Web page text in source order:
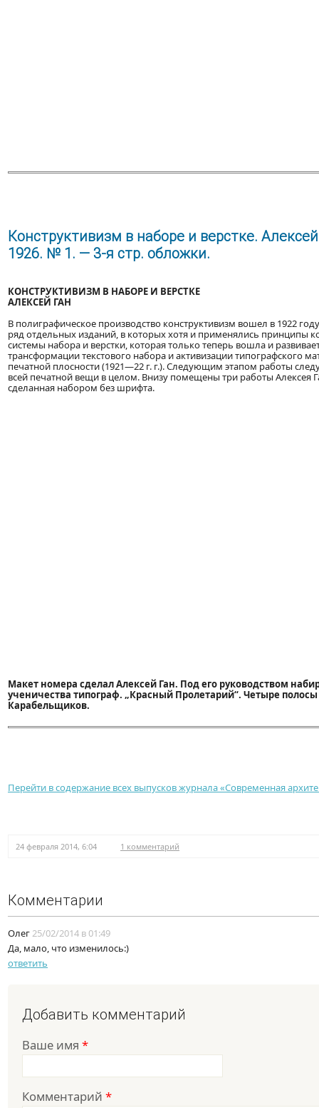
Конструктивизм в наборе и верстке.
1926. № 1. — 3-я стр. обложки.
КОНСТРУКТИВИЗМ В НАБОРЕ И ВЕРСТКЕ
АЛЕКСЕЙ ГАН
В полиграфическое производство конструктивизм вошел в 1922
ряд отдельных изданий, в которых хотя и применялись принципы
системы набора и верстки, которая только теперь вошла и
трансформации текстового набора и активизации типографского
печатной плосности (1921—22 г. г.). Следующим этапом работы
всей печатной вещи в целом. Внизу помещены три работы Алексея
сделанная набором без шрифта.
Макет номера сделал Алексей Ган. Под его руководством
ученичества типограф. „Красный Пролетарий“. Четыре
Карабельщиков.
Перейти в содержание всех выпусков журнала «Современная
24 февраля 2014, 6:04 1 комментарий
Комментарии
Олег25/02/2014 в 01:49
Да, мало, что изменилось:)
ответить
Добавить комментарий
Ваше имя *
Комментарий *